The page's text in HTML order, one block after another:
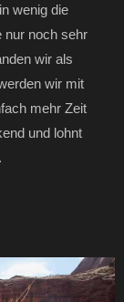
wenig die
nur noch sehr
wir als
wir mit
mehr Zeit
und lohnt